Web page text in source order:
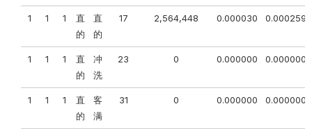
1 1 1
直
的
直
的
17 2,564,448 0.000030 0.000259
1 1 1
直
的
冲
洗
23 0 0.000000 0.000000
1 1 1
直
的
客
满
31 0 0.000000 0.000000